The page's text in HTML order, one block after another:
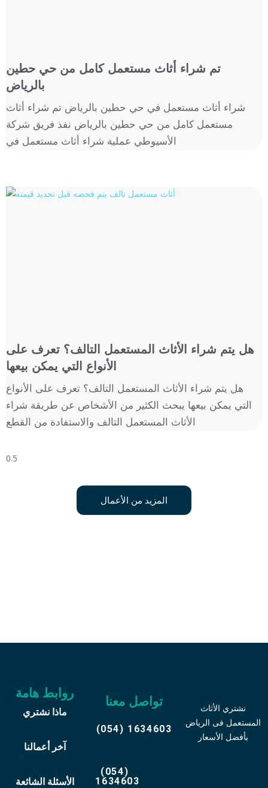
تم شراء أثاث مستعمل كامل من حي حطين
بالرياض
شراء أثاث مستعمل في حي حطين بالرياض تم شراء أثاث
مستعمل كامل من حي حطين بالرياض نفذ فريق شركة
الأسيوطي عملية شراء أثاث مستعمل في
هل يتم شراء الأثاث المستعمل التالف؟ تعرف على
الأنواع التي يمكن بيعها
هل يتم شراء الأثاث المستعمل التالف؟ تعرف على الأنواع
التي يمكن بيعها يبحث الكثير من الأشخاص عن طريقة شراء
الأثاث المستعمل التالف والاستفادة من القطع
المزيد من الأعمال
روابط هامة
ماذا نشتري
آخر أعمالنا
الأسئلة الشائعة
تواصل معنا
(054) 1634603
(054)
1634603
نشتري الأثاث
المستعمل فى الرياض
بأفضل الأسعار